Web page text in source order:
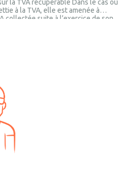
la TVA récupérable Dans le cas où
à la TVA, elle est amenée à
collectée suite à l’exercice de son
sur ces dépenses engagées dans le
On vous explique